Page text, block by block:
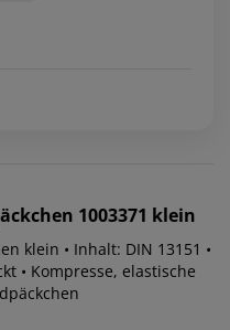
1003371 klein
klein • Inhalt: DIN 13151 •
• Kompresse, elastische